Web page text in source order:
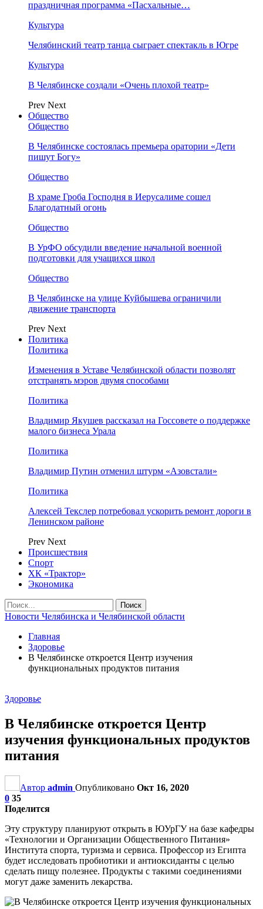
праздничная программа «Пасхальные…
Культура
Челябинский театр танца сыграет спектакль в Югре
Культура
В Челябинске создали «Очень плохой театр»
Prev Next
Общество
Общество
В Челябинске состоялась премьера оратории «Дети
пишут Богу»
Общество
В храме Гроба Господня в Иерусалиме сошел
Благодатный огонь
Общество
В УрФО обсудили введение начальной военной
подготовки для учащихся школ
Общество
В Челябинске на улице Куйбышева ограничили
движение транспорта
Prev Next
Политика
Политика
Изменения в Уставе Челябинской области позволят
отстранять мэров двумя способами
Политика
Владимир Якушев рассказал на Госсовете о поддержке
малого бизнеса Урала
Политика
Владимир Путин отменил штурм «Азовстали»
Политика
Алексей Текслер потребовал ускорить ремонт дороги в
Ленинском районе
Prev Next
Происшествия
Спорт
ХК «Трактор»
Экономика
Новости Челябинска и Челябинской области
Главная
Здоровье
В Челябинске откроется Центр изучения
функциональных продуктов питания
Здоровье
В Челябинске откроется Центр
изучения функциональных продуктов
питания
Автор admin Опубликовано Окт 16, 2020
0 35
Поделится
Эту структуру планируют открыть в ЮУрГУ на базе кафедры
«Технологии и Организации Общественного Питания»
Института спорта, туризма и сервиса. Профессор из Египта
будет исследовать пробиотики и антиоксиданты с целью
сделать пищу полезнее. Продукты с такими соединениями
могут даже заменить лекарства.